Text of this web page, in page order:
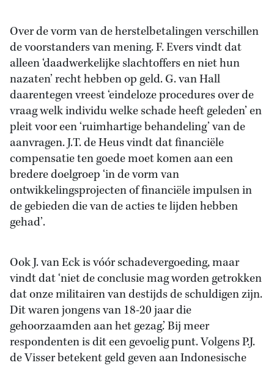
Over de vorm van de herstelbetalingen verschillen
de voorstanders van mening. F. Evers vindt dat
alleen ‘daadwerkelijke slachtoffers en niet hun
nazaten’ recht hebben op geld. G. van Hall
daarentegen vreest ‘eindeloze procedures over de
vraag welk individu welke schade heeft geleden’ en
pleit voor een ‘ruimhartige behandeling’ van de
aanvragen. J.T. de Heus vindt dat financiële
compensatie ten goede moet komen aan een
bredere doelgroep ‘in de vorm van
ontwikkelingsprojecten of financiële impulsen in
de gebieden die van de acties te lijden hebben
gehad’.
Ook J. van Eck is vóór schadevergoeding, maar
vindt dat ‘niet de conclusie mag worden getrokken
dat onze militairen van destijds de schuldigen zijn.
Dit waren jongens van 18-20 jaar die
gehoorzaamden aan het gezag.’ Bij meer
respondenten is dit een gevoelig punt. Volgens P.J.
de Visser betekent geld geven aan Indonesische